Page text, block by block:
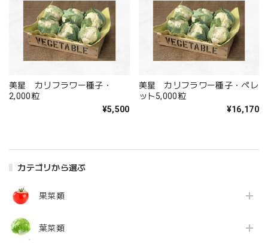
カテゴリから選ぶ
果菜類
葉菜類
美星 カリフラワー種子・
2,000粒
¥5,500
美星 カリフラワー種子・ペレ
ット5,000粒
¥16,170